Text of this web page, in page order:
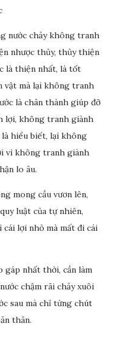
nước chảy không tranh
nhược thủy, thủy thiện
là thiện nhất, là tốt
vật mà lại không tranh
là chân thành giúp đỡ
lợi, không tranh giành
hiểu biết, lại không
vì không tranh giành
lo âu.
mong cầu vươn lên,
luật của tự nhiên,
lợi nhỏ mà mất đi cái
gáp nhất thời, cần làm
chậm rãi chảy xuôi
sau mà chỉ từng chút
thân.